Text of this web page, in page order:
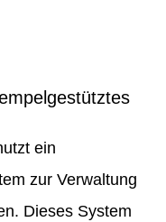
ein
zur Verwaltung
Dieses System